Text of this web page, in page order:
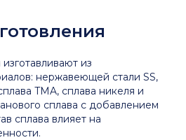
из
нержавеющей стали SS,
TMA, сплава никеля и
сплава с добавлением
сплава влияет на